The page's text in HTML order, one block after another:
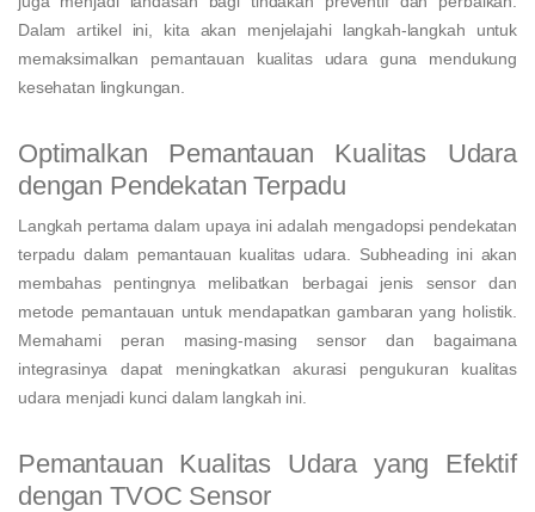
Dalam artikel ini, kita akan menjelajahi langkah-langkah untuk
memaksimalkan pemantauan kualitas udara guna mendukung
kesehatan lingkungan.
Optimalkan Pemantauan Kualitas Udara
dengan Pendekatan Terpadu
Langkah pertama dalam upaya ini adalah mengadopsi pendekatan
terpadu dalam pemantauan kualitas udara. Subheading ini akan
membahas pentingnya melibatkan berbagai jenis sensor dan
metode pemantauan untuk mendapatkan gambaran yang holistik.
Memahami peran masing-masing sensor dan bagaimana
integrasinya dapat meningkatkan akurasi pengukuran kualitas
udara menjadi kunci dalam langkah ini.
Pemantauan Kualitas Udara yang Efektif
dengan TVOC Sensor